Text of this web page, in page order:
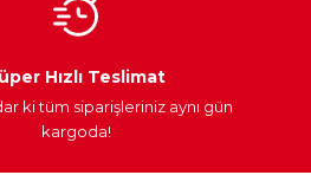
Araç Farları
Hızlı Teslimat
ki tüm siparişleriniz aynı gün
kargoda!